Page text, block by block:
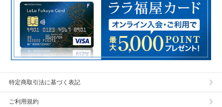
特定商取引法に基づく表記
ご利用規約